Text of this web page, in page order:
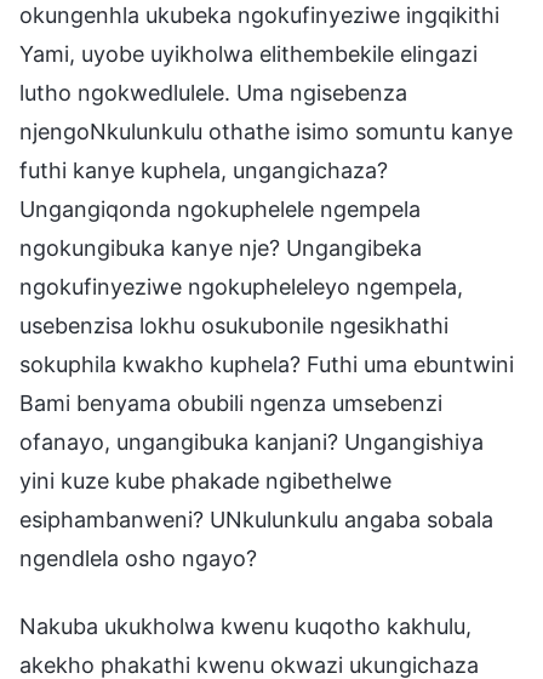
okungenhla ukubeka ngokufinyeziwe ingqikithi
Yami, uyobe uyikholwa elithembekile elingazi
lutho ngokwedlulele. Uma ngisebenza
njengoNkulunkulu othathe isimo somuntu kanye
futhi kanye kuphela, ungangichaza?
Ungangiqonda ngokuphelele ngempela
ngokungibuka kanye nje? Ungangibeka
ngokufinyeziwe ngokupheleleyo ngempela,
usebenzisa lokhu osukubonile ngesikhathi
sokuphila kwakho kuphela? Futhi uma ebuntwini
Bami benyama obubili ngenza umsebenzi
ofanayo, ungangibuka kanjani? Ungangishiya
yini kuze kube phakade ngibethelwe
esiphambanweni? UNkulunkulu angaba sobala
ngendlela osho ngayo?
Nakuba ukukholwa kwenu kuqotho kakhulu,
akekho phakathi kwenu okwazi ukungichaza